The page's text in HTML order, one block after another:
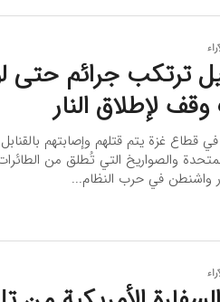
ترتكب جرائم حتى
لإطلاق النار
في قطاع غزة يتم قتلهم وإصابتهم
والصواريخ التي تُطلق من
واشنطن في حرب النظام...